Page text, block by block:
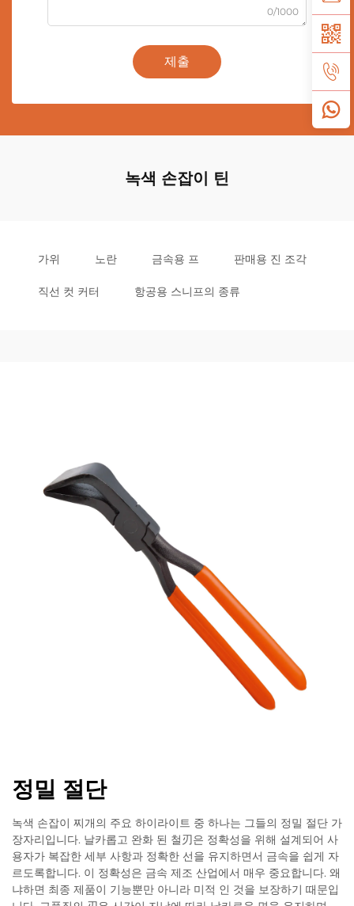
0/1000
제출
녹색 손잡이 틴
가위 노란 금속용 프 판매용 진 조각
직선 컷 커터 항공용 스니프의 종류
정밀 절단
녹색 손잡이 찌개의 주요 하이라이트 중 하나는 그들의 정밀 절단 가
장자리입니다. 날카롭고 완화 된 철刃은 정확성을 위해 설계되어 사
용자가 복잡한 세부 사항과 정확한 선을 유지하면서 금속을 쉽게 자
르도록합니다. 이 정확성은 금속 제조 산업에서 매우 중요합니다. 왜
냐하면 최종 제품이 기능뿐만 아니라 미적 인 것을 보장하기 때문입